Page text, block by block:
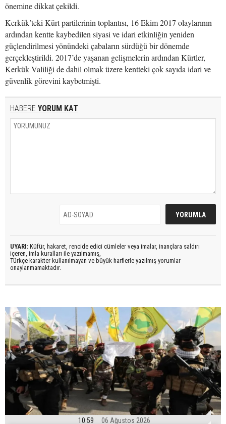
önemine dikkat çekildi.
Kerkük’teki Kürt partilerinin toplantısı, 16 Ekim 2017 olaylarının
ardından kentte kaybedilen siyasi ve idari etkinliğin yeniden
güçlendirilmesi yönündeki çabaların sürdüğü bir dönemde
gerçekleştirildi. 2017’de yaşanan gelişmelerin ardından Kürtler,
Kerkük Valiliği de dahil olmak üzere kentteki çok sayıda idari ve
güvenlik görevini kaybetmişti.
HABERE YORUM KAT
UYARI: Küfür, hakaret, rencide edici cümleler veya imalar, inançlara saldırı
içeren, imla kuralları ile yazılmamış,
Türkçe karakter kullanılmayan ve büyük harflerle yazılmış yorumlar
onaylanmamaktadır.
10:59 06 Ağustos 2026